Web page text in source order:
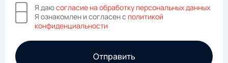
Я даюсогласие на обработку персональных данных
Я ознакомлен и согласен с политикой
конфиденциальности
Отправить